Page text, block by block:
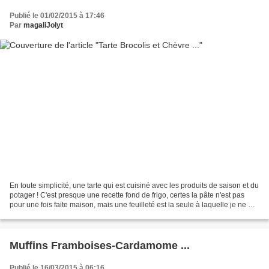
Publié le 01/02/2015 à 17:46
Par magaliJolyt
En toute simplicité, une tarte qui est cuisiné avec les produits de saison et du
potager ! C'est presque une recette fond de frigo, certes la pâte n'est pas
pour une fois faite maison, mais une feuilleté est la seule à laquelle je ne me
Muffins Framboises-Cardamome ...